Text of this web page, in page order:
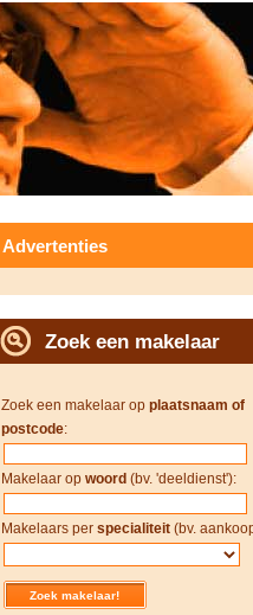
Advertenties
Zoek een makelaar
Zoek een makelaar op plaatsnaam of
postcode:
Makelaar op woord (bv. 'deeldienst'):
Makelaars per specialiteit (bv.